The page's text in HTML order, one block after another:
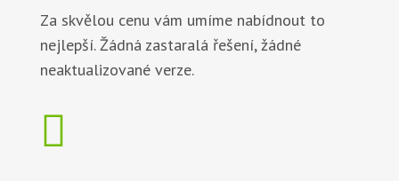
Za skvělou cenu vám umíme nabídnout to
nejlepší. Žádná zastaralá řešení, žádné
neaktualizované verze.
